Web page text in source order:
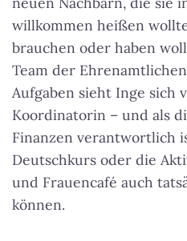
willkommen heißen
brauchen oder haben
Team der
Aufgaben sieht Inge sich
Koordinatorin – und als
Finanzen verantwortlich
Deutschkurs oder die
und Frauencafé auch
können.